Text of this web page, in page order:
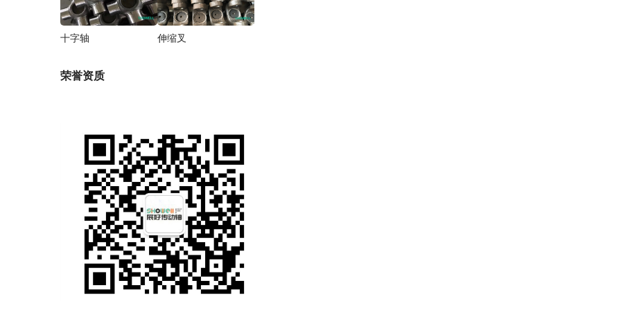
十字轴 伸缩叉
荣誉资质